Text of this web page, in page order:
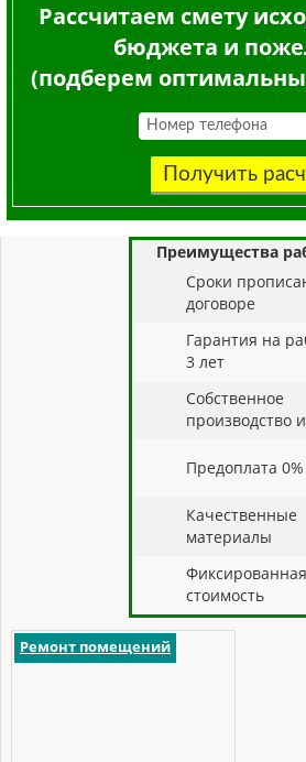
Рассчитаем смету
бюджета и
(подберем
Получить
Преимущества
Cроки
договоре
Гарантия на
3 лет
Собственное
производство
Предоплата 0%
Качественные
материалы
Фиксированная
стоимость
Ремонт помещений